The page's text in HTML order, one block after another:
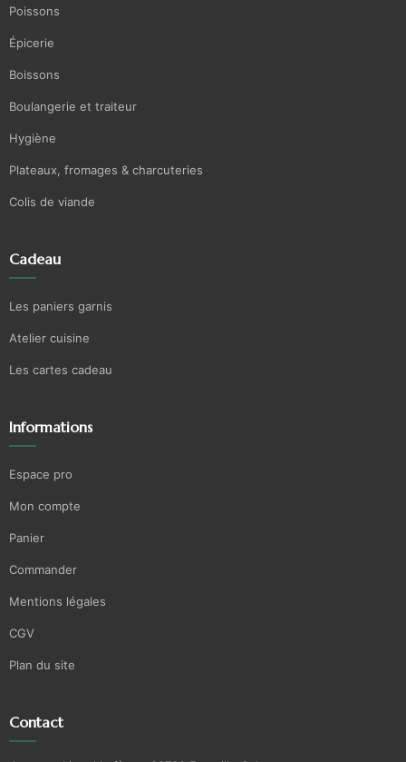
Poissons
Épicerie
Boissons
Boulangerie et traiteur
Hygiène
Plateaux, fromages & charcuteries
Colis de viande
Cadeau
Les paniers garnis
Atelier cuisine
Les cartes cadeau
Informations
Espace pro
Mon compte
Panier
Commander
Mentions légales
CGV
Plan du site
Contact